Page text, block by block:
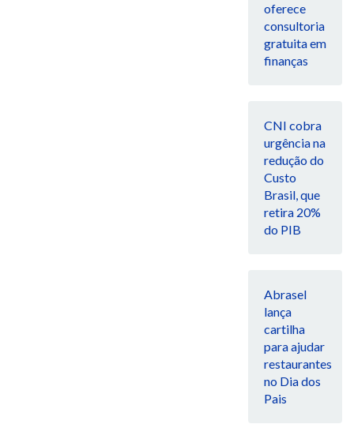
oferece
consultoria
gratuita em
finanças
CNI cobra
urgência na
redução do
Custo
Brasil, que
retira 20%
do PIB
Abrasel
lança
cartilha
para ajudar
restaurantes
no Dia dos
Pais